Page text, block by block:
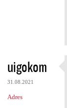
uigokom
31.08.2021
Adres